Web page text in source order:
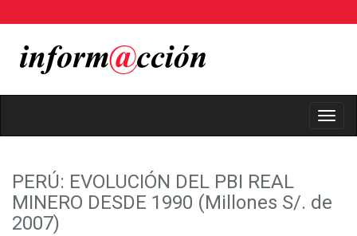
PERÚ: EVOLUCIÓN DEL PBI REAL
MINERO DESDE 1990 (Millones S/. de
2007)